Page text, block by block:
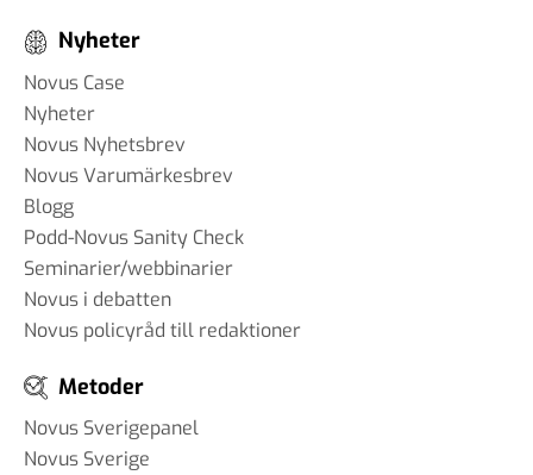
Nyheter
Novus Case
Nyheter
Novus Nyhetsbrev
Novus Varumärkesbrev
Blogg
Podd-Novus Sanity Check
Seminarier/webbinarier
Novus i debatten
Novus policyråd till redaktioner
Metoder
Novus Sverigepanel
Novus Sverige